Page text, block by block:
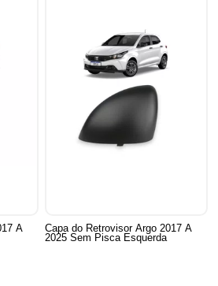
A
Capa do Retrovisor Argo 2017 A
2025 Sem Pisca Esquerda